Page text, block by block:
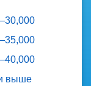
выше